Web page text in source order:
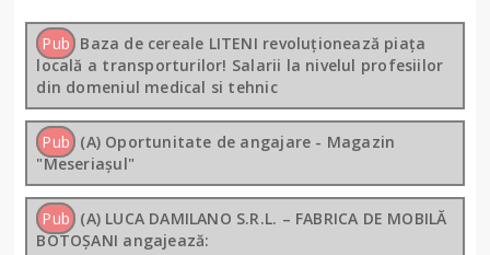
Pub Baza de cereale LITENI revoluționează piața
locală a transporturilor! Salarii la nivelul profesiilor
din domeniul medical si tehnic
Pub (A) Oportunitate de angajare - Magazin
"Meseriașul"
Pub (A) LUCA DAMILANO S.R.L. – FABRICA DE MOBILĂ
BOTOȘANI angajează: